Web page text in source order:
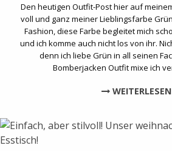
Den heutigen Outfit-Post hier auf
voll und ganz meiner Lieblingsfarbe
Fashion, diese Farbe begleitet mich
und ich komme auch nicht los von ihr.
denn ich liebe Grün in all seinen
Bomberjacken Outfit mixe ich
WEITERLESEN